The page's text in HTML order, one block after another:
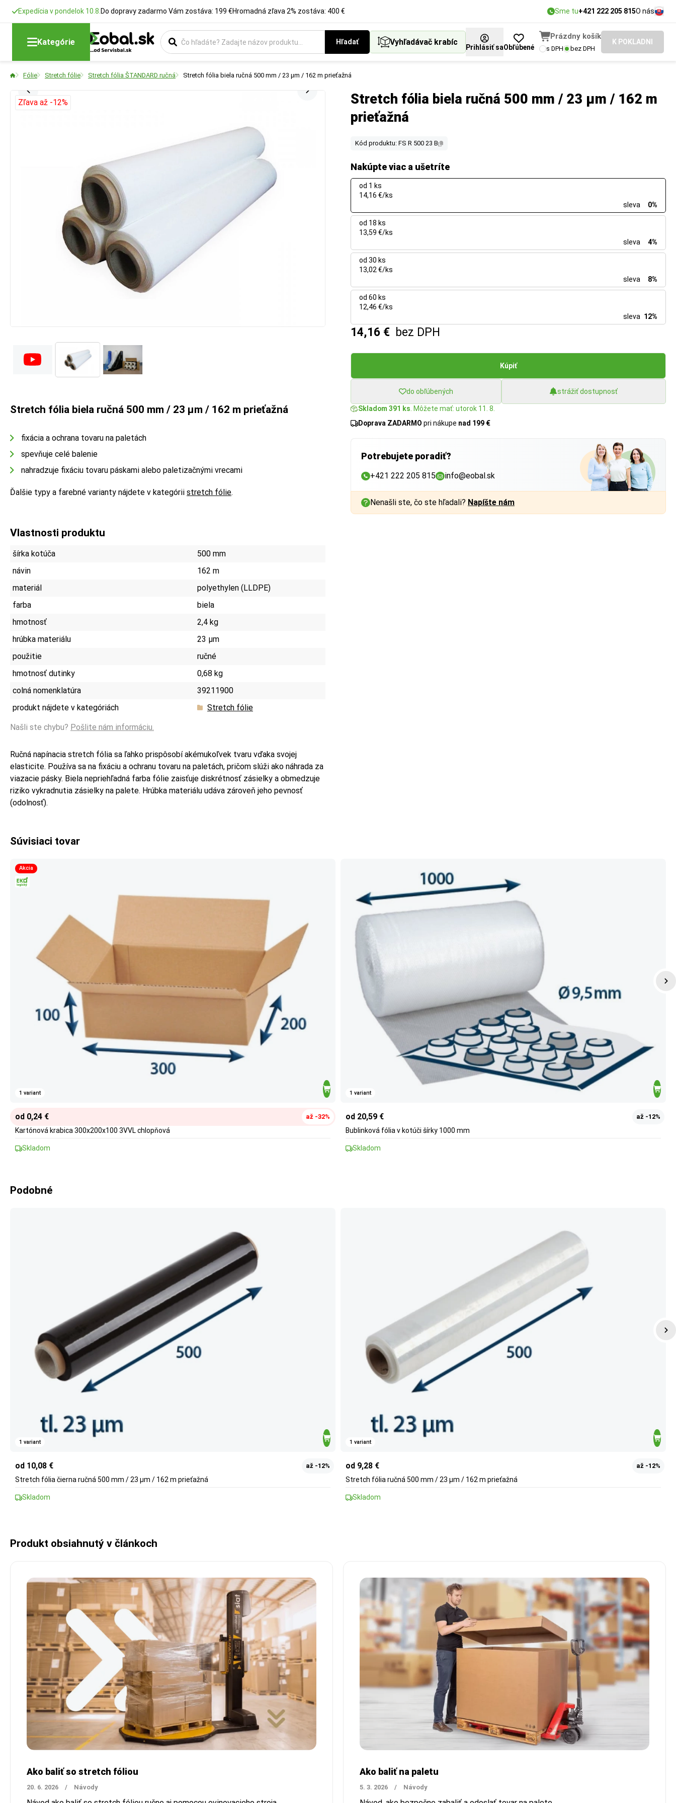
Expedícia v pondelok 10.8. Do dopravy zadarmo Vám zostáva: 199 €Hromadná zľava 2% zostáva: 400 € Sme tu+421 222 205 815O nás
Kategórie Hľadať Vyhľadávač krabíc
Prihlásiť saObľúbené
Prázdny košík
s DPH bez DPH
K POKLADNI
Fólie Stretch fólie Stretch fólia ŠTANDARD ručná Stretch fólia biela ručná 500 mm / 23 µm / 162 m prieťažná
Stretch fólia biela ručná 500 mm / 23 µm / 162 m
prieťažná
Kód produktu: FS R 500 23 B
Nakúpte viac a ušetríte
od 1 ks
14,16 €/ks
sleva
0%
od 18 ks
13,59 €/ks
sleva
4%
od 30 ks
13,02 €/ks
sleva
8%
od 60 ks
12,46 €/ks
sleva 12%
14,16 € bez DPH
Kúpiť
do obľúbených strážiť dostupnosť
Skladom 391 ks . Môžete mať: utorok 11. 8.
Doprava ZADARMO pri nákupe nad 199 €
Potrebujete poradiť?
+421 222 205 815 info@eobal.sk
Nenašli ste, čo ste hľadali? Napíšte nám
Zľava až -12%
Stretch fólia biela ručná 500 mm / 23 µm / 162 m prieťažná
fixácia a ochrana tovaru na paletách
spevňuje celé balenie
nahradzuje fixáciu tovaru páskami alebo paletizačnými vrecami
Ďalšie typy a farebné varianty nájdete v kategórii stretch fólie.
Vlastnosti produktu
šírka kotúča
500 mm
návin
162 m
materiál
polyethylen (LLDPE)
farba
biela
hmotnosť
2,4 kg
hrúbka materiálu
23 µm
použitie
ručné
hmotnosť dutinky
0,68 kg
colná nomenklatúra
39211900
produkt nájdete v kategóriách
Stretch fólie
Našli ste chybu? Pošlite nám informáciu.
Ručná napínacia stretch fólia sa ľahko prispôsobí akémukoľvek tvaru vďaka svojej
elasticite. Používa sa na fixáciu a ochranu tovaru na paletách, pričom slúži ako náhrada za
viazacie pásky. Biela nepriehľadná farba fólie zaisťuje diskrétnosť zásielky a obmedzuje
riziko vykradnutia zásielky na palete. Hrúbka materiálu udáva zároveň jeho pevnosť
(odolnosť).
Súvisiaci tovar
Akcia
1 variant
od 0,24 € až -32%
Kartónová krabica 300x200x100 3VVL chlopňová
Skladom
1 variant
od 20,59 € až -12%
Bublinková fólia v kotúči šírky 1000 mm
Skladom
Podobné
1 variant
od 10,08 € až -12%
Stretch fólia čierna ručná 500 mm / 23 µm / 162 m prieťažná
Skladom
1 variant
od 9,28 € až -12%
Stretch fólia ručná 500 mm / 23 µm / 162 m prieťažná
Skladom
Produkt obsiahnutý v článkoch
Ako baliť so stretch fóliou
20. 6. 2026 / Návody
Ako baliť na paletu
5. 3. 2026 / Návody